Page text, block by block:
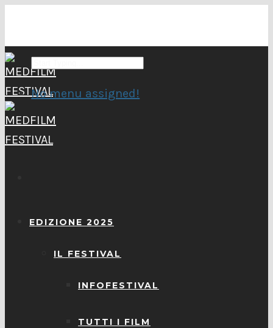
EDIZIONE 2025
IL FESTIVAL
INFOFESTIVAL
TUTTI I FILM
No menu assigned!